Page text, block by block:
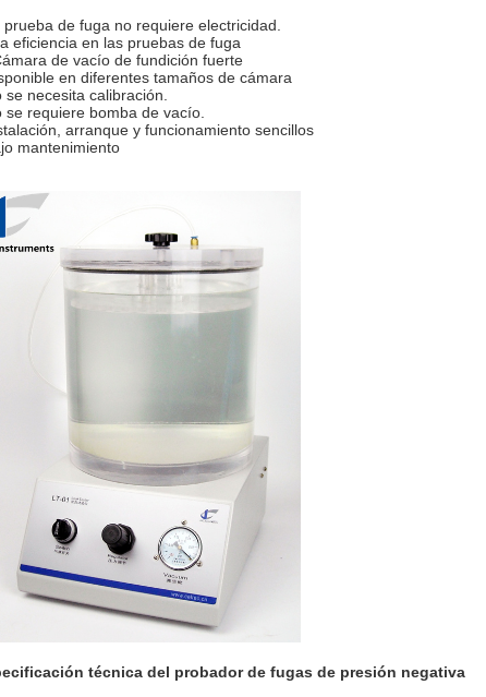
prueba de fuga no requiere electricidad.
eficiencia en las pruebas de fuga
de vacío de fundición fuerte
en diferentes tamaños de cámara
se necesita calibración.
se requiere bomba de vacío.
arranque y funcionamiento sencillos
mantenimiento
técnica del probador de fugas de presión negativa